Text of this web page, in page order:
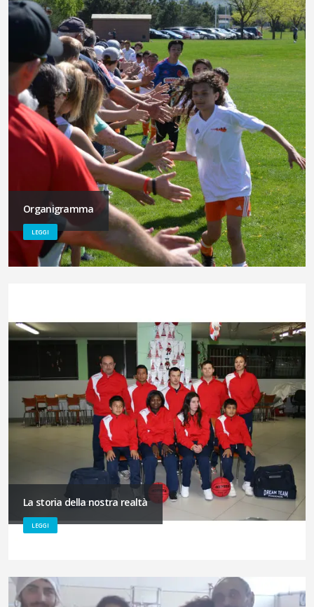
Organigramma
LEGGI
La storia della nostra realtà
LEGGI